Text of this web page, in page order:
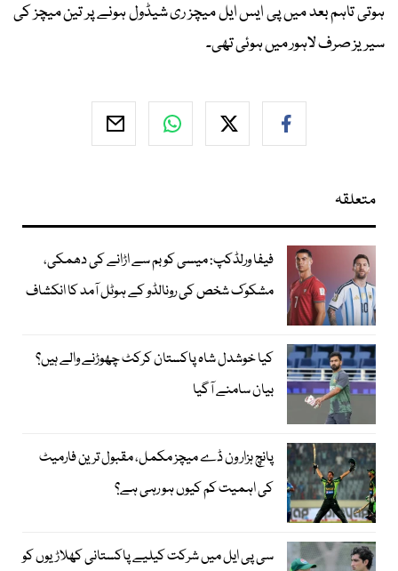
ہوتی تاہم بعد میں پی ایس ایل میچز ری شیڈول ہونے پر تین میچز کی
سیریز صرف لاہور میں ہوئی تھی۔
متعلقہ
فیفا ورلڈکپ: میسی کو بم سے اڑانے کی دھمکی،
مشکوک شخص کی رونالڈو کے ہوٹل آمد کا انکشاف
کیا خوشدل شاہ پاکستان کرکٹ چھوڑنے والے ہیں؟
بیان سامنے آگیا
پانچ ہزار ون ڈے میچز مکمل، مقبول ترین فارمیٹ
کی اہمیت کم کیوں ہو رہی ہے؟
سی پی ایل میں شرکت کیلیے پاکستانی کھلاڑیوں کو